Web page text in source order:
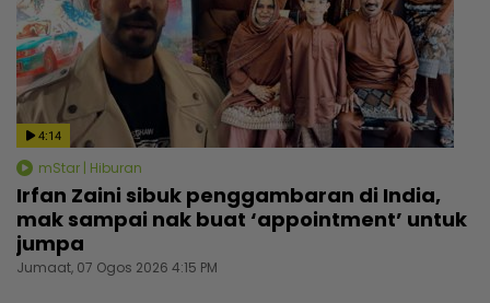
4:14
mStar | Hiburan
Irfan Zaini sibuk penggambaran di India,
mak sampai nak buat ‘appointment’ untuk
jumpa
Jumaat, 07 Ogos 2026 4:15 PM